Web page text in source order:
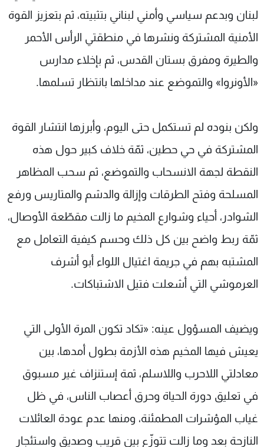
لبنان وبدعم سياسي وأمني لبناني بتثبيته، ثم بتعزيز القوة
الأمنية المشتركة ونشرها في منطقتي الرأس الأحمر
والطيرة ومفرق بستان القدس، ثم بإخلاء مدارس
«الأونروا» والتموضع عند مداخلها بانتظار تسلمها.
ولكن بنوده لم تستكمل حتى اليوم، وأبرزها انتشار القوة
المشتركة في حي حطين، ثمّة خلاف كبير حول هذه
النقطة لجهة الانسحاب والتموضع، ثم سحب المظاهر
المسلحة وفتح الطرقات وإزالة والدشم والمتاريس ورفع
الشوادر، أحياء وشوارع المخيم ما زالت مقطّعة الأوصال،
ثمّة ربط واضح بين كل ذلك وحسم كيفية التعامل مع
المشتبه بهم في جريمة اغتيال اللواء أبو أشرف
العرموشي التي أشعلت فتيل الاشتباكات.
ويضيف المسؤول عينه: «تكاد تكون المرة الأولى التي
يعيش فيها المخيم هذه الأزمة بطول أمدها، بين
معادلتي اللاحرب واللاسلم، ثمة إستنزاف غير مسبوق
في تعليق دورة الحياة وحرق أعصاب الناس، في ظل
غياب المؤشرات المطمئنة، ومنها عدم عودة العائلات
النازحة بعد وما زالت تتوزّع بين قريب وصديق واستئجار